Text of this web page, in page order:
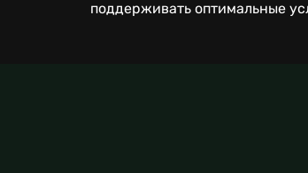
поддерживать оптимальные